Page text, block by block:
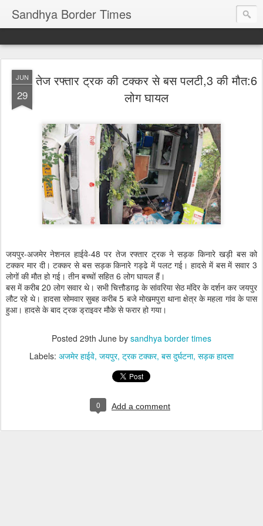
Sandhya Border Times
JUN
29
तेज रफ्तार ट्रक की टक्कर से बस पलटी,3 की मौत:6
लोग घायल
जयपुर-अजमेर नेशनल हाईवे-48 पर तेज रफ्तार ट्रक ने सड़क किनारे खड़ी बस को
टक्कर मार दी। टक्कर से बस सड़क किनारे गड्ढे में पलट गई। हादसे में बस में सवार 3
लोगों की मौत हो गई। तीन बच्चों सहित 6 लोग घायल हैं।
बस में करीब 20 लोग सवार थे। सभी चित्तौडग़ढ़ के सांवरिया सेठ मंदिर के दर्शन कर जयपुर
लौट रहे थे। हादसा सोमवार सुबह करीब 5 बजे मोखमपुरा थाना क्षेत्र के महला गांव के पास
हुआ। हादसे के बाद ट्रक ड्राइवर मौके से फरार हो गया।
Posted 29th June by sandhya border times
Labels: अजमेर हाईवे जयपुर ट्रक टक्कर बस दुर्घटना सड़क हादसा
0 Add a comment